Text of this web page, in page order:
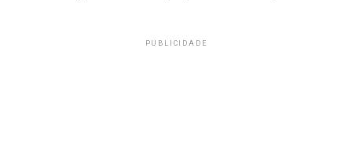
PUBLICIDADE